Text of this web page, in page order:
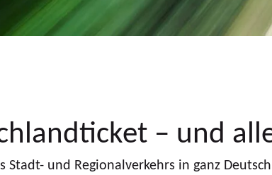
– und
und Regionalverkehrs in ganz